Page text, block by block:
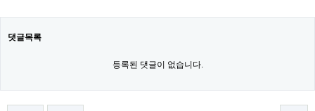
댓글목록
등록된 댓글이 없습니다.